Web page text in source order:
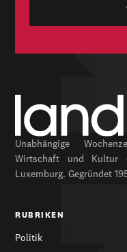
Unabhängige
Wirtschaft und Kultur
Luxemburg. Gegründet
RUBRIKEN
Politik